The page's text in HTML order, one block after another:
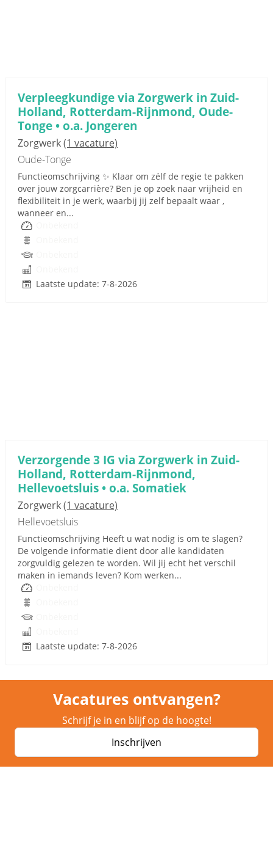
Verpleegkundige via Zorgwerk in Zuid-
Holland, Rotterdam-Rijnmond, Oude-
Tonge • o.a. Jongeren
Zorgwerk(1 vacature)
Oude-Tonge
Functieomschrijving ✨ Klaar om zélf de regie te pakken
over jouw zorgcarrière? Ben je op zoek naar vrijheid en
flexibiliteit in je werk, waarbij jij zelf bepaalt waar ,
wanneer en...
Laatste update: 7-8-2026
Verzorgende 3 IG via Zorgwerk in Zuid-
Holland, Rotterdam-Rijnmond,
Hellevoetsluis • o.a. Somatiek
Zorgwerk(1 vacature)
Hellevoetsluis
Functieomschrijving Heeft u wat nodig is om te slagen?
De volgende informatie dient door alle kandidaten
zorgvuldig gelezen te worden. Wil jij echt het verschil
maken in iemands leven? Kom werken...
Laatste update: 7-8-2026
Vacatures ontvangen?
Schrijf je in en blijf op de hoogte!
Inschrijven